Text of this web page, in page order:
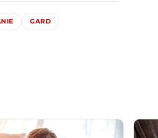
GARD